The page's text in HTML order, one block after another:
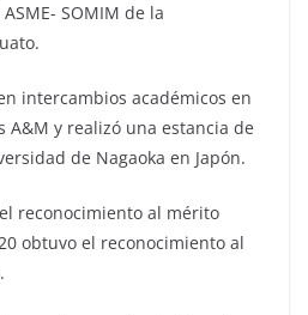
SOMIM de la
intercambios académicos en
A&M y realizó una estancia de
de Nagaoka en Japón.
reconocimiento al mérito
obtuvo el reconocimiento al